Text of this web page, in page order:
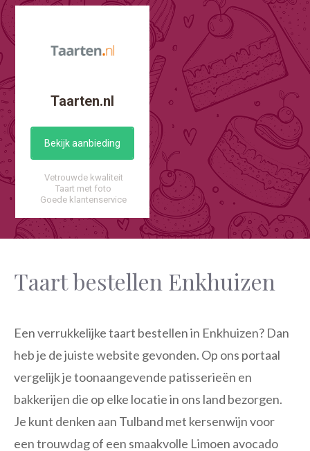
Taarten.nl
Bekijk aanbieding
Vetrouwde kwaliteit
Taart met foto
Goede klantenservice
Taart bestellen Enkhuizen
Een verrukkelijke taart bestellen in Enkhuizen? Dan
heb je de juiste website gevonden. Op ons portaal
vergelijk je toonaangevende patisserieën en
bakkerijen die op elke locatie in ons land bezorgen.
Je kunt denken aan Tulband met kersenwijn voor
een trouwdag of een smaakvolle Limoen avocado